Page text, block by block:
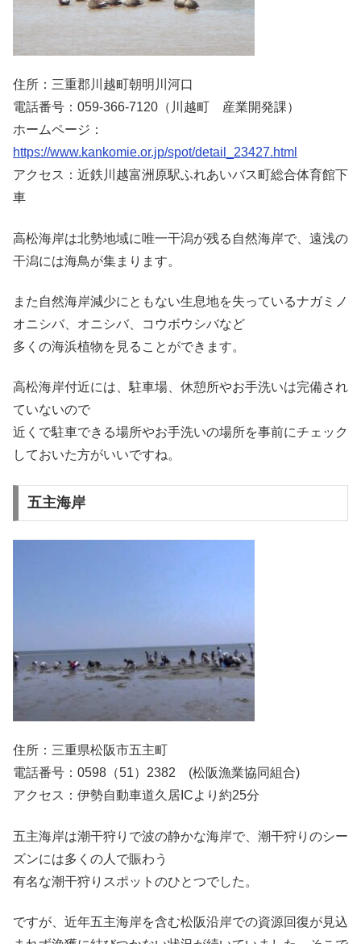
住所：三重郡川越町朝明川河口
電話番号：059-366-7120（川越町 産業開発課）
ホームページ：
https://www.kankomie.or.jp/spot/detail_23427.html
アクセス：近鉄川越富洲原駅ふれあいバス町総合体育館下
車
高松海岸は北勢地域に唯一干潟が残る自然海岸で、遠浅の
干潟には海鳥が集まります。
また自然海岸減少にともない生息地を失っているナガミノ
オニシバ、オニシバ、コウボウシバなど
多くの海浜植物を見ることができます。
高松海岸付近には、駐車場、休憩所やお手洗いは完備され
ていないので
近くで駐車できる場所やお手洗いの場所を事前にチェック
しておいた方がいいですね。
五主海岸
住所：三重県松阪市五主町
電話番号：0598（51）2382 (松阪漁業協同組合)
アクセス：伊勢自動車道久居ICより約25分
五主海岸は潮干狩りで波の静かな海岸で、潮干狩りのシー
ズンには多くの人で賑わう
有名な潮干狩りスポットのひとつでした。
ですが、近年五主海岸を含む松阪沿岸での資源回復が見込